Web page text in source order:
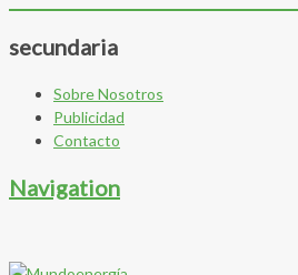
secundaria
Sobre Nosotros
Publicidad
Contacto
Navigation